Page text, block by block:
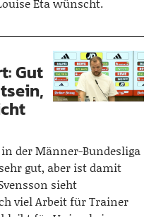
Gut
der Männer-Bundesliga
gut, aber ist damit
sieht
viel Arbeit für Trainer